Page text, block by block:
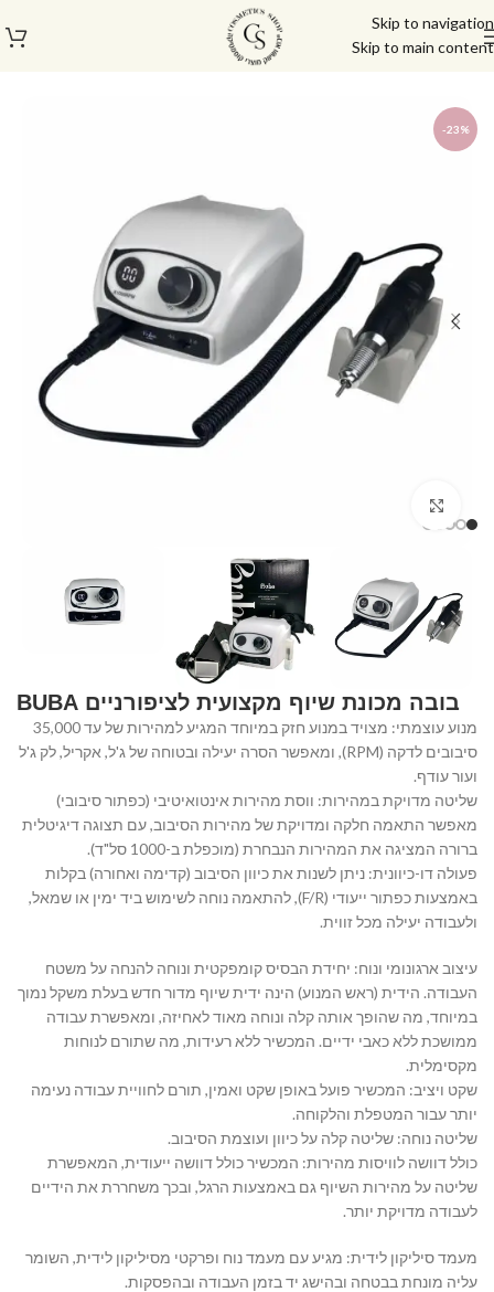
Skip to navigation
Skip to main content
עמוד הבית/חנות
-23%
בובה מכונת שיוף מקצועית לציפורניים BUBA
מנוע עוצמתי: מצויד במנוע חזק במיוחד המגיע למהירות של עד 35,000
סיבובים לדקה (RPM), ומאפשר הסרה יעילה ובטוחה של ג'ל, אקריל, לק ג'ל
ועור עודף.
שליטה מדויקת במהירות: ווסת מהירות אינטואיטיבי (כפתור סיבובי)
מאפשר התאמה חלקה ומדויקת של מהירות הסיבוב, עם תצוגה דיגיטלית
ברורה המציגה את המהירות הנבחרת (מוכפלת ב-1000 סל"ד).
פעולה דו-כיוונית: ניתן לשנות את כיוון הסיבוב (קדימה ואחורה) בקלות
באמצעות כפתור ייעודי (F/R), להתאמה נוחה לשימוש ביד ימין או שמאל,
ולעבודה יעילה מכל זווית.
עיצוב ארגונומי ונוח: יחידת הבסיס קומפקטית ונוחה להנחה על משטח
העבודה. הידית (ראש המנוע) הינה ידית שיוף מדור חדש בעלת משקל נמוך
במיוחד, מה שהופך אותה קלה ונוחה מאוד לאחיזה, ומאפשרת עבודה
ממושכת ללא כאבי ידיים. המכשיר ללא רעידות, מה שתורם לנוחות
מקסימלית.
שקט ויציב: המכשיר פועל באופן שקט ואמין, תורם לחוויית עבודה נעימה
יותר עבור המטפלת והלקוחה.
שליטה נוחה: שליטה קלה על כיוון ועוצמת הסיבוב.
כולל דוושה לוויסות מהירות: המכשיר כולל דוושה ייעודית, המאפשרת
שליטה על מהירות השיוף גם באמצעות הרגל, ובכך משחררת את הידיים
לעבודה מדויקת יותר.
מעמד סיליקון לידית: מגיע עם מעמד נוח ופרקטי מסיליקון לידית, השומר
עליה מונחת בבטחה ובהישג יד בזמן העבודה ובהפסקות.